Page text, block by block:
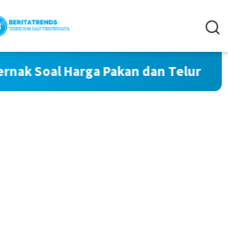
Harga Pakan dan Telur